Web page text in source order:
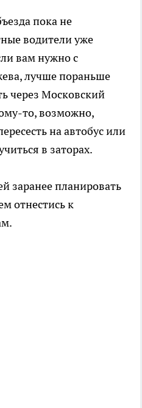
пока не
водители уже
вам нужно с
лучше пораньше
через Московский
то, возможно,
на автобус или
в заторах.
заранее планировать
отнестись к